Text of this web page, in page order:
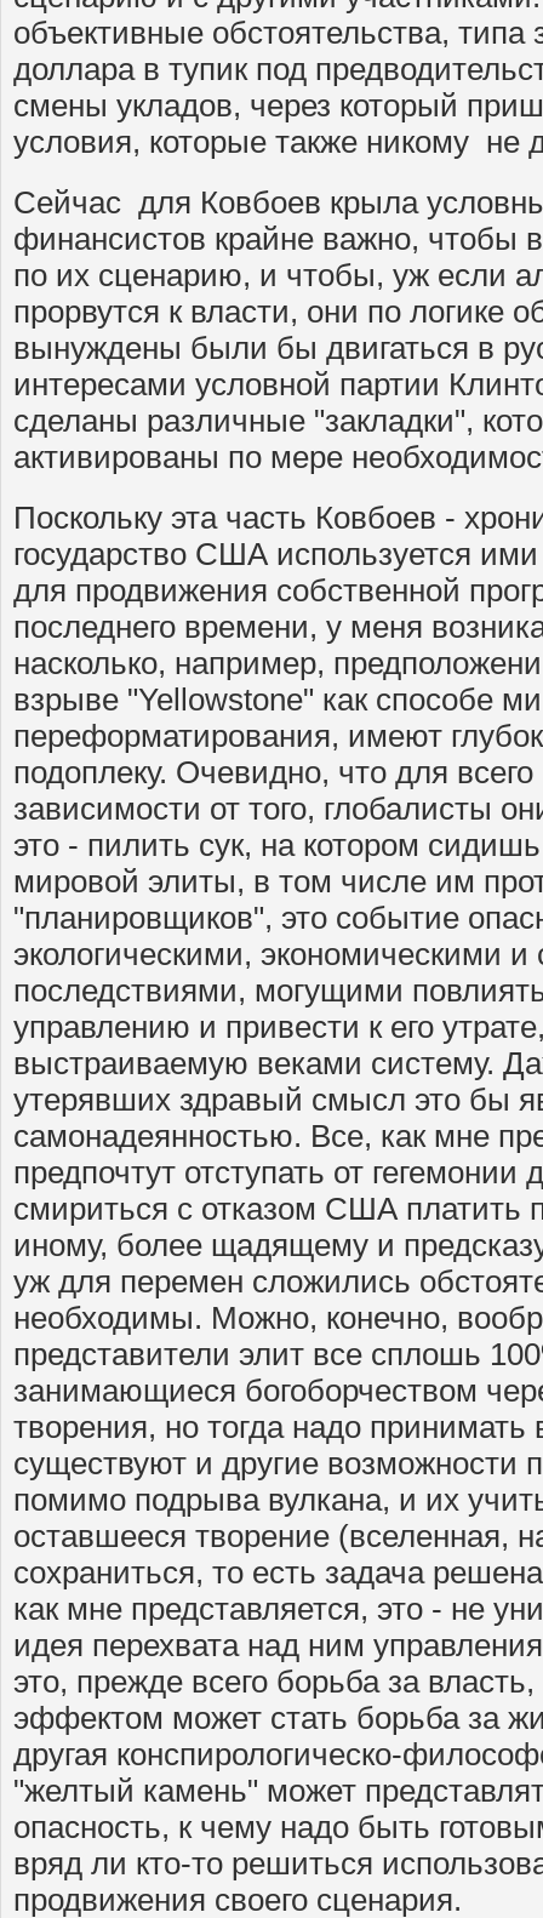
объективные обстоятельства, типа
доллара в тупик под
смены укладов, через который
условия, которые также никому не
Сейчас для Ковбоев крыла
финансистов крайне важно,
по их сценарию, и чтобы, уж если
прорвутся к власти, они по логике
вынуждены были бы двигаться в
интересами условной партии
сделаны различные "закладки",
активированы по мере
Поскольку эта часть Ковбоев -
государство США используется ими
для продвижения собственной
последнего времени, у меня
насколько, например,
взрыве "Yellowstone" как способе
переформатирования, имеют
подоплеку. Очевидно, что для
зависимости от того, глобалисты
это - пилить сук, на котором
мировой элиты, в том числе им
"планировщиков", это событие
экологическими, экономическими
последствиями, могущими
управлению и привести к его
выстраиваемую веками систему.
утерявших здравый смысл это бы
самонадеянностью. Все, как мне
предпочтут отступать от гегемонии
смириться с отказом США платить
иному, более щадящему и
уж для перемен сложились
необходимы. Можно, конечно,
представители элит все сплошь
занимающиеся богоборчеством
творения, но тогда надо принимать
существуют и другие возможности
помимо подрыва вулкана, и их
оставшееся творение (вселенная,
сохраниться, то есть задача
как мне представляется, это - не
идея перехвата над ним
это, прежде всего борьба за
эффектом может стать борьба за
другая конспирологическо-
"желтый камень" может
опасность, к чему надо быть
вряд ли кто-то решиться
продвижения своего сценария.